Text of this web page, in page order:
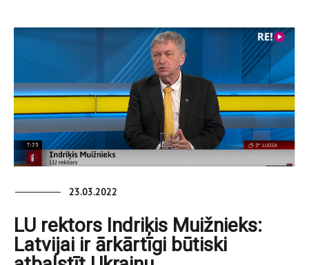
23.03.2022
LU rektors Indriķis Muižnieks:
Latvijai ir ārkārtīgi būtiski